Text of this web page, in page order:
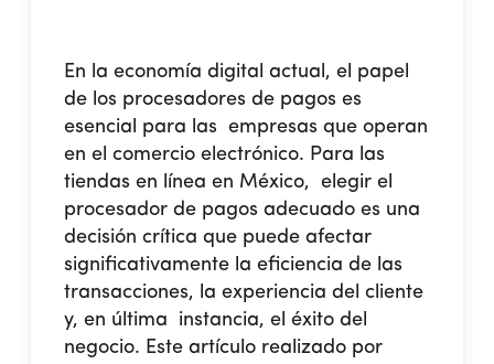
En la economía digital actual, el papel
de los procesadores de pagos es
esencial para las empresas que operan
en el comercio electrónico. Para las
tiendas en línea en México, elegir el
procesador de pagos adecuado es una
decisión crítica que puede afectar
significativamente la eficiencia de las
transacciones, la experiencia del cliente
y, en última instancia, el éxito del
negocio. Este artículo realizado por